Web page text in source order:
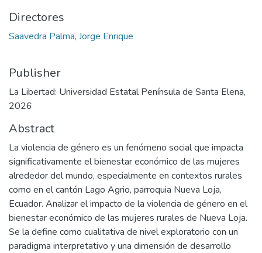
Directores
Saavedra Palma, Jorge Enrique
Publisher
La Libertad: Universidad Estatal Península de Santa Elena,
2026
Abstract
La violencia de género es un fenómeno social que impacta
significativamente el bienestar económico de las mujeres
alrededor del mundo, especialmente en contextos rurales
como en el cantón Lago Agrio, parroquia Nueva Loja,
Ecuador. Analizar el impacto de la violencia de género en el
bienestar económico de las mujeres rurales de Nueva Loja.
Se la define como cualitativa de nivel exploratorio con un
paradigma interpretativo y una dimensión de desarrollo